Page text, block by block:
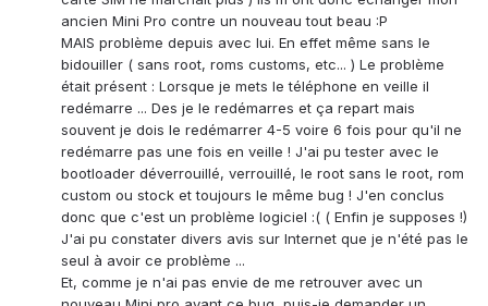
ancien Mini Pro contre un nouveau tout beau :P
MAIS problème depuis avec lui. En effet même sans le
bidouiller ( sans root, roms customs, etc... ) Le problème
était présent : Lorsque je mets le téléphone en veille il
redémarre ... Des je le redémarres et ça repart mais
souvent je dois le redémarrer 4-5 voire 6 fois pour qu'il ne
redémarre pas une fois en veille ! J'ai pu tester avec le
bootloader déverrouillé, verrouillé, le root sans le root, rom
custom ou stock et toujours le même bug ! J'en conclus
donc que c'est un problème logiciel :( ( Enfin je supposes !)
J'ai pu constater divers avis sur Internet que je n'été pas le
seul à avoir ce problème ...
Et, comme je n'ai pas envie de me retrouver avec un